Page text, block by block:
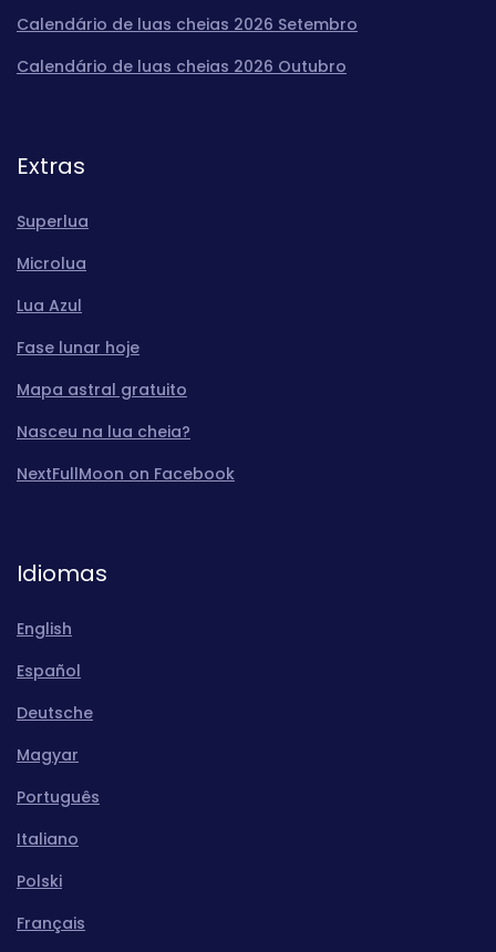
Calendário de luas cheias 2026 Setembro
Calendário de luas cheias 2026 Outubro
Extras
Superlua
Microlua
Lua Azul
Fase lunar hoje
Mapa astral gratuito
Nasceu na lua cheia?
NextFullMoon on Facebook
Idiomas
English
Español
Deutsche
Magyar
Português
Italiano
Polski
Français